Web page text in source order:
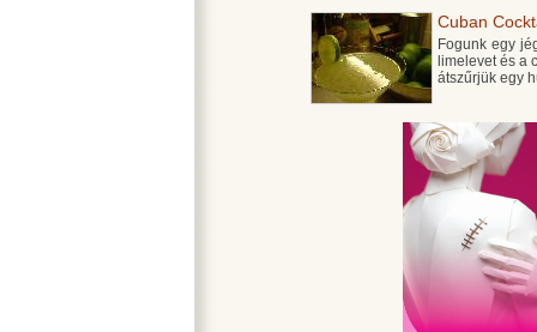
Cuban
Fogunk egy
limelevet és a
átszűrjük egy